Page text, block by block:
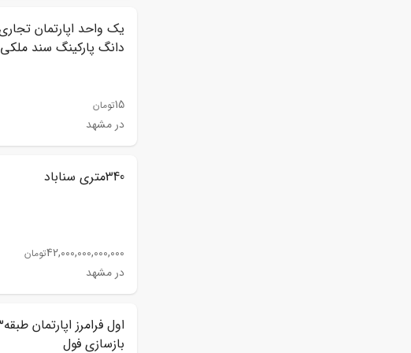
دانگ پارکینگ سند ملکی
15تومان
در مشهد
340متری سناباد
42,000,000,000,000تومان
در مشهد
بازسازی فول